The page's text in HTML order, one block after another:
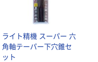
ライト精機 スーパー 六
角軸テーパー下穴錐セ
ット